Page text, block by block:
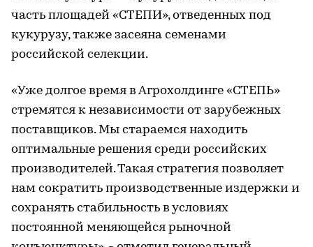
часть площадей «СТЕПИ», отведенных под
кукурузу, также засеяна семенами
российской селекции.
«Уже долгое время в Агрохолдинге «СТЕПЬ»
стремятся к независимости от зарубежных
поставщиков. Мы стараемся находить
оптимальные решения среди российских
производителей. Такая стратегия позволяет
нам сократить производственные издержки и
сохранять стабильность в условиях
постоянной меняющейся рыночной